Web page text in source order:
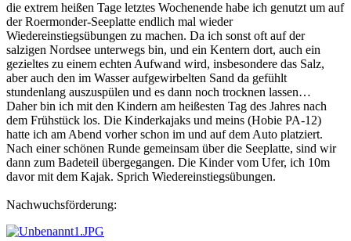
die extrem heißen Tage letztes Wochenende habe ich genutzt um auf
der Roermonder-Seeplatte endlich mal wieder
Wiedereinstiegsübungen zu machen. Da ich sonst oft auf der
salzigen Nordsee unterwegs bin, und ein Kentern dort, auch ein
gezieltes zu einem echten Aufwand wird, insbesondere das Salz,
aber auch den im Wasser aufgewirbelten Sand da gefühlt
stundenlang auszuspülen und es dann noch trocknen lassen…
Daher bin ich mit den Kindern am heißesten Tag des Jahres nach
dem Frühstück los. Die Kinderkajaks und meins (Hobie PA-12)
hatte ich am Abend vorher schon im und auf dem Auto platziert.
Nach einer schönen Runde gemeinsam über die Seeplatte, sind wir
dann zum Badeteil übergegangen. Die Kinder vom Ufer, ich 10m
davor mit dem Kajak. Sprich Wiedereinstiegsübungen.
Nachwuchsförderung: